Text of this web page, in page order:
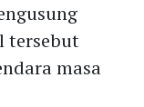
tersebut
masa